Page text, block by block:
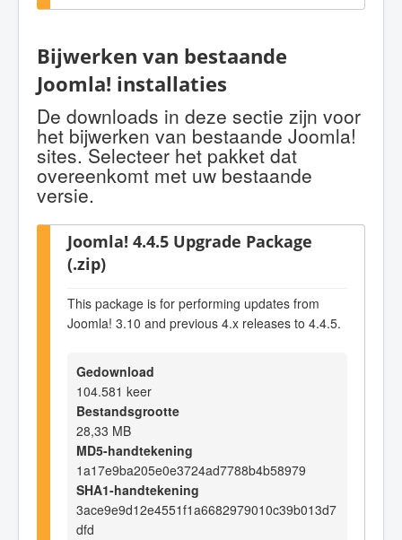
Bijwerken van bestaande
Joomla! installaties
De downloads in deze sectie zijn voor
het bijwerken van bestaande Joomla!
sites. Selecteer het pakket dat
overeenkomt met uw bestaande
versie.
Joomla! 4.4.5 Upgrade Package
(.zip)
This package is for performing updates from
Joomla! 3.10 and previous 4.x releases to 4.4.5.
Gedownload
104.581 keer
Bestandsgrootte
28,33 MB
MD5-handtekening
1a17e9ba205e0e3724ad7788b4b58979
SHA1-handtekening
3ace9e9d12e4551f1a6682979010c39b013d7
dfd